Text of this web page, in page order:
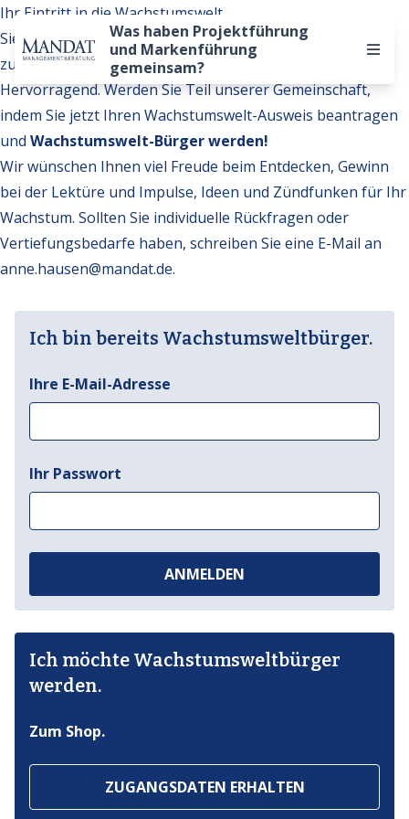
Was haben Projektführung
und Markenführung
gemeinsam?
Ihr Eintritt in die Wachstumswelt
Sie möchten auf weitere Inhalte der Wachstumswelt
zugreifen?
Hervorragend. Werden Sie Teil unserer Gemeinschaft,
indem Sie jetzt Ihren Wachstumswelt-Ausweis beantragen
und Wachstumswelt-Bürger werden!
Wir wünschen Ihnen viel Freude beim Entdecken, Gewinn
bei der Lektüre und Impulse, Ideen und Zündfunken für Ihr
Wachstum. Sollten Sie individuelle Rückfragen oder
Vertiefungsbedarfe haben, schreiben Sie eine E-Mail an
anne.hausen@mandat.de.
Ich bin bereits Wachstumsweltbürger.
Ihre E-Mail-Adresse
Ihr Passwort
ANMELDEN
Ich möchte Wachstumsweltbürger
werden.
Zum Shop.
ZUGANGSDATEN ERHALTEN